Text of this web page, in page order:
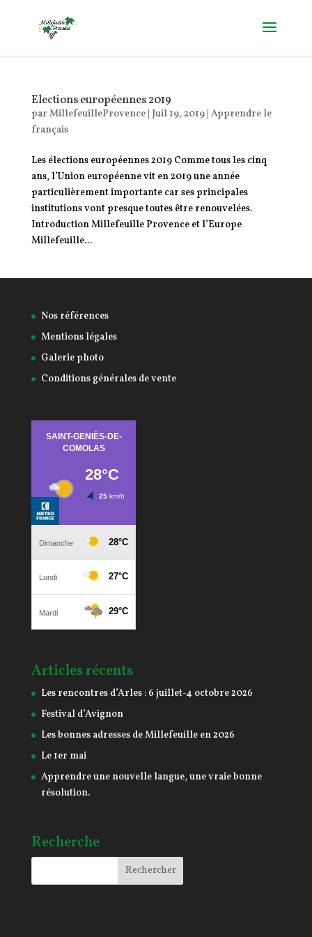
Elections européennes 2019
par MillefeuilleProvence| Juil 19, 2019| Apprendre le
français
Les élections européennes 2019 Comme tous les cinq
ans, l’Union européenne vit en 2019 une année
particulièrement importante car ses principales
institutions vont presque toutes être renouvelées.
Introduction Millefeuille Provence et l’Europe
Millefeuille...
Nos références
Mentions légales
Galerie photo
Conditions générales de vente
Articles récents
Les rencontres d’Arles : 6 juillet-4 octobre 2026
Festival d’Avignon
Les bonnes adresses de Millefeuille en 2026
Le 1er mai
Apprendre une nouvelle langue, une vraie bonne
résolution.
Recherche